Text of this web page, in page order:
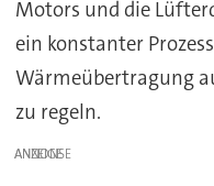
Motors und die
ein konstanter
Wärmeübertragung
zu regeln.
ANZEIGE